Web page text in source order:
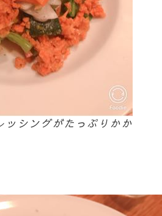
ッシングがたっぷりかか